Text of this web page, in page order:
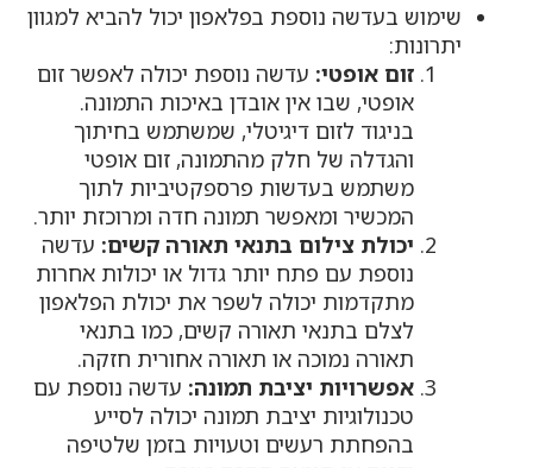
שימוש בעדשה נוספת בפלאפון יכול להביא למגוון
יתרונות:
זום אופטי: עדשה נוספת יכולה לאפשר זום
אופטי, שבו אין אובדן באיכות התמונה.
בניגוד לזום דיגיטלי, שמשתמש בחיתוך
והגדלה של חלק מהתמונה, זום אופטי
משתמש בעדשות פרספקטיביות לתוך
המכשיר ומאפשר תמונה חדה ומרוכזת יותר.
יכולת צילום בתנאי תאורה קשים: עדשה
נוספת עם פתח יותר גדול או יכולות אחרות
מתקדמות יכולה לשפר את יכולת הפלאפון
לצלם בתנאי תאורה קשים, כמו בתנאי
תאורה נמוכה או תאורה אחורית חזקה.
אפשרויות יציבת תמונה: עדשה נוספת עם
טכנולוגיות יציבת תמונה יכולה לסייע
בהפחתת רעשים וטעויות בזמן שלטיפה